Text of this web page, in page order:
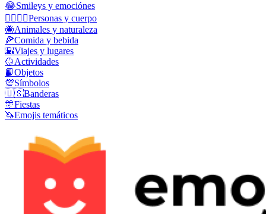
😂Smileys y emociónes
👩‍❤️‍💋‍👨Personas y cuerpo
🐝Animales y naturaleza
🍕Comida y bebida
🌇Viajes y lugares
🥎Actividades
📙Objetos
💯Símbolos
🇺🇸Banderas
🎊Fiestas
🦄Emojis temáticos